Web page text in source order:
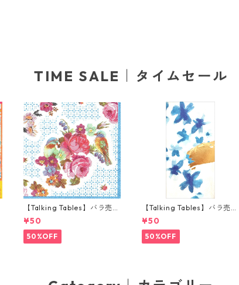
TIME SALE｜タイムセール
【Talking Tables】バラ売り
1枚 ポケットサイズ ペーパー
ナプキン TRULY ブルー
¥50
50%OFF
【Talking Tables】バラ売り
1枚 ランチサイズ ペーパーナ
プキン FLUORESCENT FLO
RAL ブルー
¥50
50%OFF